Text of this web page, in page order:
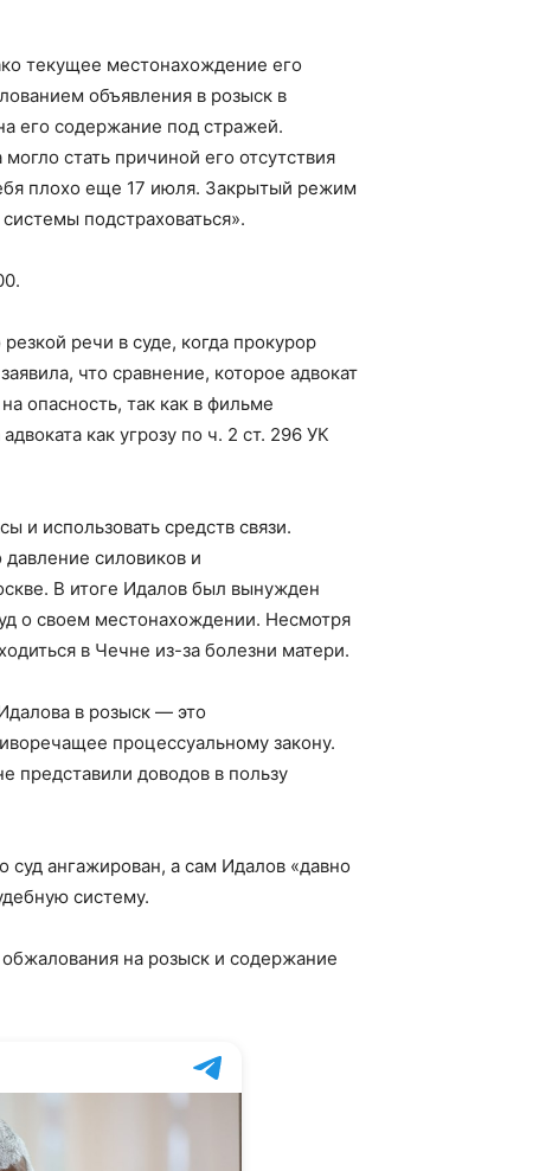
текущее местонахождение его
объявления в розыск в
его содержание под стражей.
стать причиной его отсутствия
плохо еще 17 июля. Закрытый режим
подстраховаться».
речи в суде, когда прокурор
что сравнение, которое адвокат
опасность, так как в фильме
как угрозу по ч. 2 ст. 296 УК
и использовать средств связи.
давление силовиков и
В итоге Идалов был вынужден
о своем местонахождении. Несмотря
в Чечне из-за болезни матери.
в розыск — это
процессуальному закону.
представили доводов в пользу
суд ангажирован, а сам Идалов «давно
систему.
на розыск и содержание